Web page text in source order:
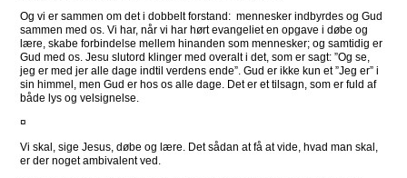
Og vi er sammen om det i dobbelt forstand: mennesker indbyrdes og Gud
sammen med os. Vi har, når vi har hørt evangeliet en opgave i døbe og
lære, skabe forbindelse mellem hinanden som mennesker; og samtidig er
Gud med os. Jesu slutord klinger med overalt i det, som er sagt: ”Og se,
jeg er med jer alle dage indtil verdens ende”. Gud er ikke kun et ”Jeg er” i
sin himmel, men Gud er hos os alle dage. Det er et tilsagn, som er fuld af
både lys og velsignelse.
¤
Vi skal, sige Jesus, døbe og lære. Det sådan at få at vide, hvad man skal,
er der noget ambivalent ved.